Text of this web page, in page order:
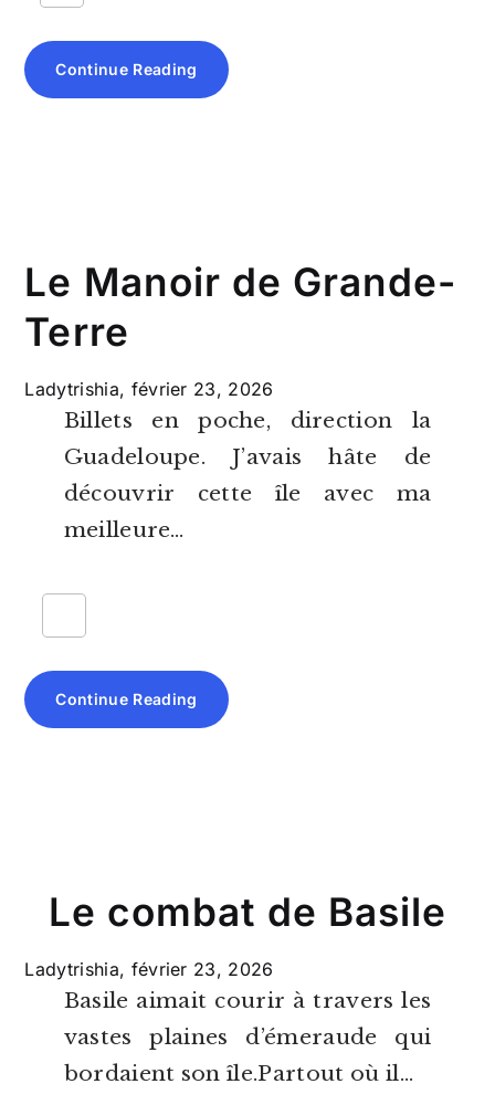
Continue Reading
Le Manoir de Grande-
Terre
Ladytrishia, février 23, 2026
Billets en poche, direction la
Guadeloupe. J’avais hâte de
découvrir cette île avec ma
meilleure…
Continue Reading
Le combat de Basile
Ladytrishia, février 23, 2026
Basile aimait courir à travers les
vastes plaines d’émeraude qui
bordaient son île.Partout où il…